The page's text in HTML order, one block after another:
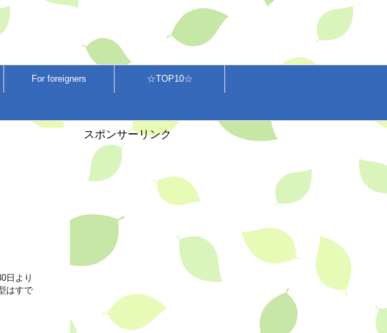
For foreigners ☆TOP10☆
日より
はすで
スポンサーリンク